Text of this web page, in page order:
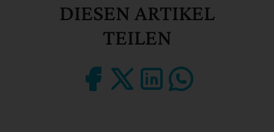
DIESEN ARTIKEL
TEILEN